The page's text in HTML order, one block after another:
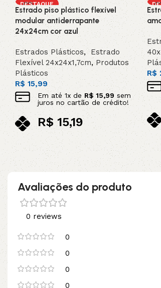
DESTAQUE
Estrado piso plástico flexível
modular antiderrapante
24x24cm cor azul
Estrados Plásticos,Estrado
Flexível 24x24x1,7cm,Produtos
Plásticos
R$15,99
Em até1x deR$15,99 sem
juros no cartão de crédito!
R$ 15,19
no pix
Adicionar ao carrinho
R$
Avaliações do produto
0 reviews
0
0
0
0